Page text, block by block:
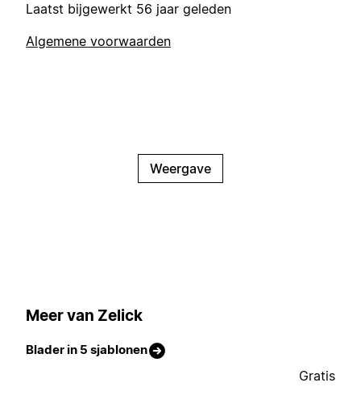
Laatst bijgewerkt 56 jaar geleden
Algemene voorwaarden
Weergave
Meer van Zelick
Blader in 5 sjablonen
Gratis